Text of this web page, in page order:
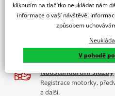
Honda CBF 600 (08-12)
Padací rámy RDMOTO nabízí
Vyráběné z kvalitního
"Testováno zákazníky"
Cena za pár včetně montážní
2x multibrand
9 značek motocyklů,
díly, to vše v Praze a
Více než 30 let
Za řídítky motorek, v
Nadstandardní služby
Registrace motorky,
a další.
kliknutím na tlačítko neukládat nám
informace o vaší návštěvě.
způsobem
V pohodě